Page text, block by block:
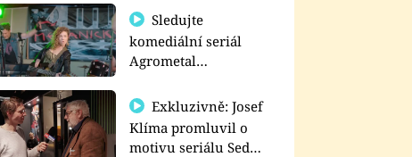
Sledujte
komediální seriál
Agrometal
prima+
Exkluzivně: Josef
Klíma promluvil o
motivu seriálu Sedm